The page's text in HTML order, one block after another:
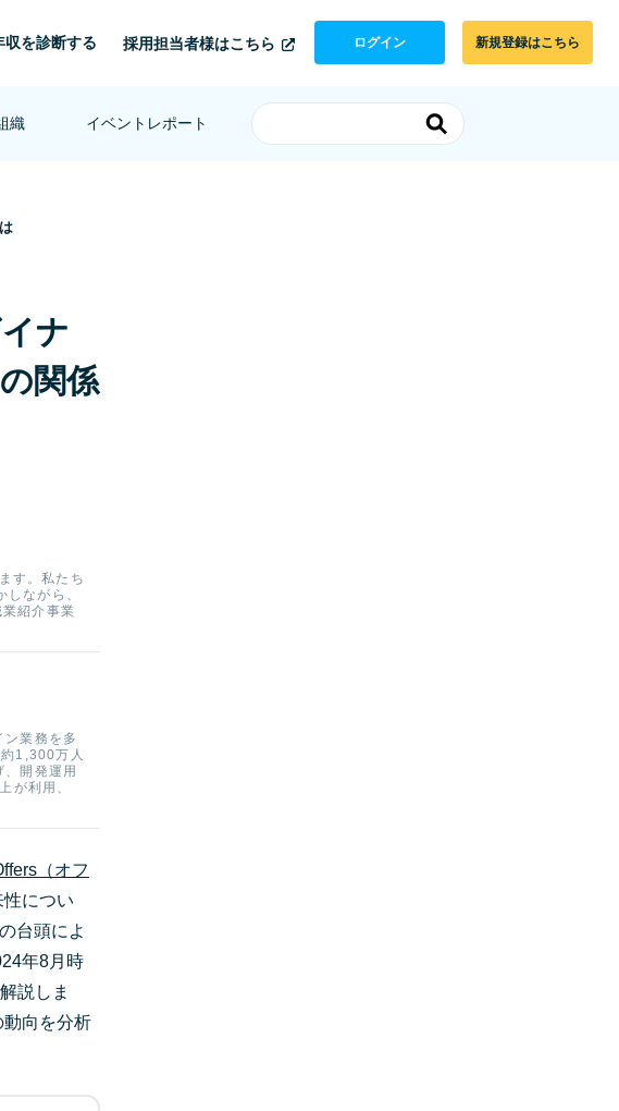
収を診断する 採用担当者様はこちら ログイン 新規登録はこちら
織 イベントレポート
ナ
関係
す。私たち
ながら、
紹介事業
業務を多
1,300万人
開発運用
が利用、
（オフ
につい
台頭によ
年8月時
説しま
向を分析